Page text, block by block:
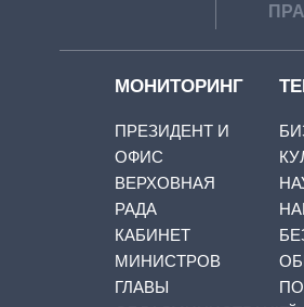
МОНИТОРИНГ
ПРЕЗИДЕНТ И
ОФИС
ВЕРХОВНАЯ
РАДА
КАБИНЕТ
МИНИСТРОВ
ГЛАВЫ